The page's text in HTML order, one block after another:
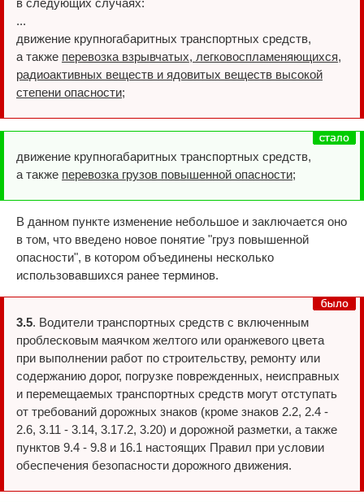
в следующих случаях:
...
движение крупногабаритных транспортных средств,
а также перевозка взрывчатых, легковоспламеняющихся,
радиоактивных веществ и ядовитых веществ высокой
степени опасности;
движение крупногабаритных транспортных средств,
а также перевозка грузов повышенной опасности;
В данном пункте изменение небольшое и заключается оно
в том, что введено новое понятие "груз повышенной
опасности", в котором объединены несколько
использовавшихся ранее терминов.
3.5. Водители транспортных средств с включенным
проблесковым маячком желтого или оранжевого цвета
при выполнении работ по строительству, ремонту или
содержанию дорог, погрузке поврежденных, неисправных
и перемещаемых транспортных средств могут отступать
от требований дорожных знаков (кроме знаков 2.2, 2.4 -
2.6, 3.11 - 3.14, 3.17.2, 3.20) и дорожной разметки, а также
пунктов 9.4 - 9.8 и 16.1 настоящих Правил при условии
обеспечения безопасности дорожного движения.